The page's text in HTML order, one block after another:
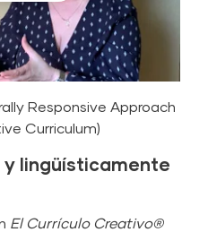
Responsive Approach
Curriculum)
lingüísticamente
El Currículo Creativo®